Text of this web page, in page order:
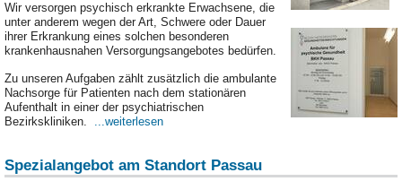
Wir versorgen psychisch erkrankte Erwachsene, die
unter anderem wegen der Art, Schwere oder Dauer
ihrer Erkrankung eines solchen besonderen
krankenhausnahen Versorgungsangebotes bedürfen.
Zu unseren Aufgaben zählt zusätzlich die ambulante
Nachsorge für Patienten nach dem stationären
Aufenthalt in einer der psychiatrischen
Bezirkskliniken. ...weiterlesen
Spezialangebot am Standort Passau